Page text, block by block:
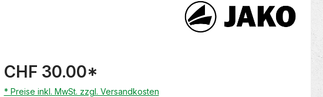
CHF 30.00*
* Preise inkl. MwSt. zzgl. Versandkosten